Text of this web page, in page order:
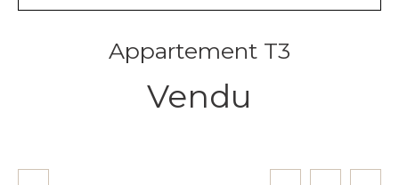
Appartement T3
Vendu